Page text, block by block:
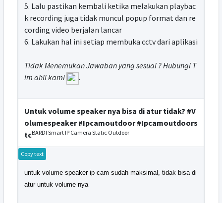
5. Lalu pastikan kembali ketika melakukan playbac
k recording juga tidak muncul popup format dan re
cording video berjalan lancar
6. Lakukan hal ini setiap membuka cctv dari aplikasi
Tidak Menemukan Jawaban yang sesuai ? Hubungi T
im ahli kami
.
Untuk volume speaker nya bisa di atur tidak? #V
olumespeaker #Ipcamoutdoor #Ipcamoutdoors
tcBARDI Smart IP Camera Static Outdoor
Copy text
untuk volume speaker ip cam sudah maksimal, tidak bisa di
atur untuk volume nya